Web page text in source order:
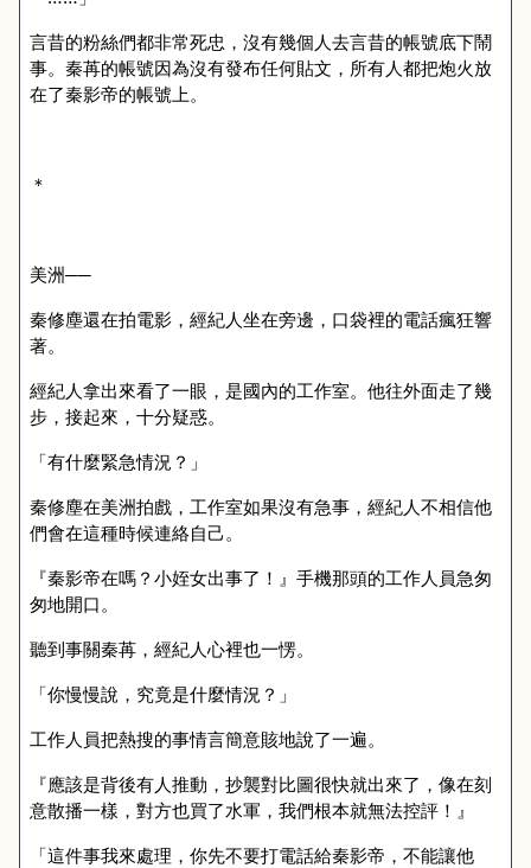
言昔的粉絲們都非常死忠，沒有幾個人去言昔的帳號底下鬧
事。秦苒的帳號因為沒有發布任何貼文，所有人都把炮火放
在了秦影帝的帳號上。
＊
美洲──
秦修塵還在拍電影，經紀人坐在旁邊，口袋裡的電話瘋狂響
著。
經紀人拿出來看了一眼，是國內的工作室。他往外面走了幾
步，接起來，十分疑惑。
「有什麼緊急情況？」
秦修塵在美洲拍戲，工作室如果沒有急事，經紀人不相信他
們會在這種時候連絡自己。
『秦影帝在嗎？小姪女出事了！』手機那頭的工作人員急匆
匆地開口。
聽到事關秦苒，經紀人心裡也一愣。
「你慢慢說，究竟是什麼情況？」
工作人員把熱搜的事情言簡意賅地說了一遍。
『應該是背後有人推動，抄襲對比圖很快就出來了，像在刻
意散播一樣，對方也買了水軍，我們根本就無法控評！』
「這件事我來處理，你先不要打電話給秦影帝，不能讓他